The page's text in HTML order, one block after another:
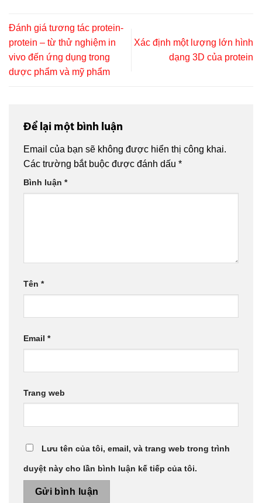
Đánh giá tương tác protein-
protein – từ thử nghiệm in
vivo đến ứng dụng trong
dược phẩm và mỹ phẩm
Xác định một lượng lớn hình
dạng 3D của protein
Để lại một bình luận
Email của bạn sẽ không được hiển thị công khai.
Các trường bắt buộc được đánh dấu *
Bình luận *
Tên *
Email *
Trang web
Lưu tên của tôi, email, và trang web trong trình
duyệt này cho lần bình luận kế tiếp của tôi.